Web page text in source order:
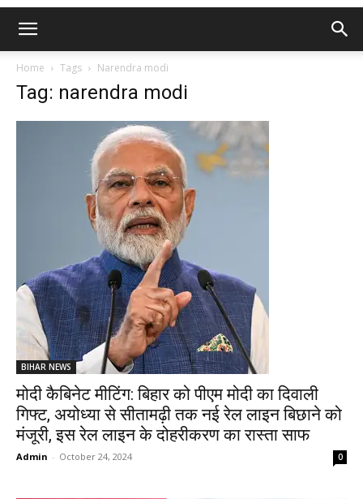
Home Tags Narendra modi
Tag: narendra modi
BIHAR NEWS
मोदी कैबिनेट मीटिंग: बिहार को पीएम मोदी का दिवाली
गिफ्ट, अयोध्या से सीतामढ़ी तक नई रेल लाइन बिछाने को
मंजूरी, इस रेल लाइन के दोहरीकरण का रास्ता साफ
Admin - October 24, 2024 0